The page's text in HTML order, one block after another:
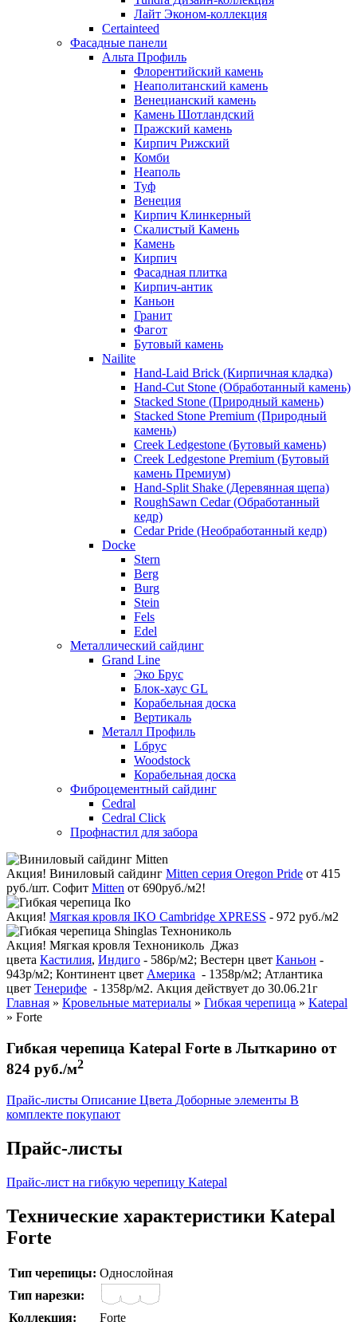
Лайт Эконом-коллекция
Certainteed
Фасадные панели
Альта Профиль
Флорентийский камень
Неаполитанский камень
Венецианский камень
Камень Шотландский
Пражский камень
Кирпич Рижский
Комби
Неаполь
Туф
Венеция
Кирпич Клинкерный
Скалистый Камень
Камень
Кирпич
Фасадная плитка
Кирпич-антик
Каньон
Гранит
Фагот
Бутовый камень
Nailite
Hand-Laid Brick (Кирпичная кладка)
Hand-Cut Stone (Обработанный камень)
Stacked Stone (Природный камень)
Stacked Stone Premium (Природный
камень)
Creek Ledgestone (Бутовый камень)
Creek Ledgestone Premium (Бутовый
камень Премиум)
Hand-Split Shake (Деревянная щепа)
RoughSawn Cedar (Обработанный
кедр)
Cedar Pride (Необработанный кедр)
Docke
Stern
Berg
Burg
Stein
Fels
Edel
Металлический сайдинг
Grand Line
Эко Брус
Блок-хаус GL
Корабельная доска
Вертикаль
Металл Профиль
Lбрус
Woodstock
Корабельная доска
Фиброцементный сайдинг
Cedral
Cedral Click
Профнастил для забора
Акция! Виниловый сайдинг Mitten серия Oregon Pride от 415
руб./шт. Софит Mitten от 690руб./м2!
Акция! Мягкая кровля IKO Cambridge XPRESS - 972 руб./м2
Акция! Мягкая кровля Технониколь Джаз
цвета Кастилия, Индиго - 586р/м2; Вестерн цвет Каньон -
943р/м2; Континент цвет Америка - 1358р/м2; Атлантика
цвет Тенерифе - 1358р/м2. Акция действует до 30.06.21г
Главная » Кровельные материалы » Гибкая черепица » Katepal
» Forte
Гибкая черепица Katepal Forte в Лыткарино от
824 руб./м2
Прайс-листы Описание Цвета Доборные элементы В
комплекте покупают
Прайс-листы
Прайс-лист на гибкую черепицу Katepal
Технические характеристики Katepal
Forte
Тип черепицы: Однослойная
Тип нарезки:
Коллекция:
Forte